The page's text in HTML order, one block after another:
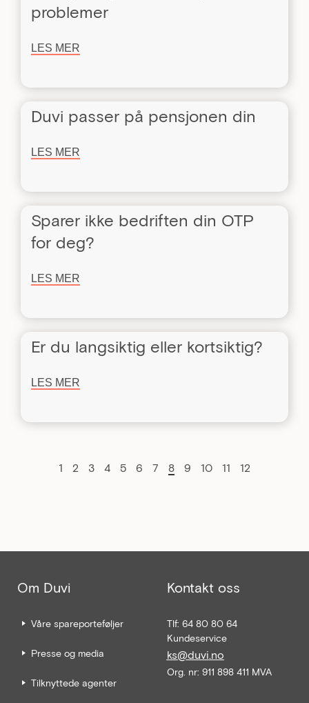
problemer
LES MER
Duvi passer på pensjonen din
LES MER
Sparer ikke bedriften din OTP
for deg?
LES MER
Er du langsiktig eller kortsiktig?
LES MER
1 2 3 4 5 6 7 8 9 10 11 12
Om Duvi
Våre spareporteføljer
Presse og media
Tilknyttede agenter
Kontakt oss
Tlf: 64 80 80 64
Kundeservice
ks@duvi.no
Org. nr: 911 898 411 MVA